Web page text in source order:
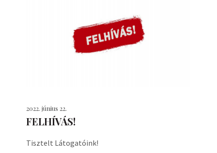
2022. június 22.
FELHÍVÁS!
Tisztelt Látogatóink!